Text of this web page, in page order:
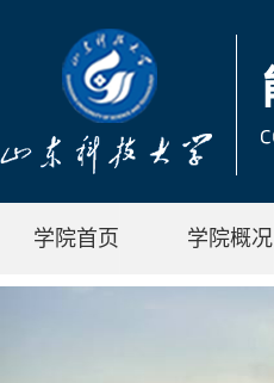
学院首页 学院概况